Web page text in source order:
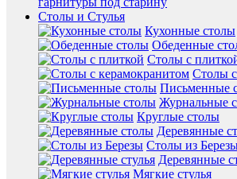
Столы и Стулья
Кухонные столы
Обеденные
Столы с
Столы
Письменные
Журнальные
Круглые столы
Деревянные
Столы из
Деревянные
Мягкие стулья